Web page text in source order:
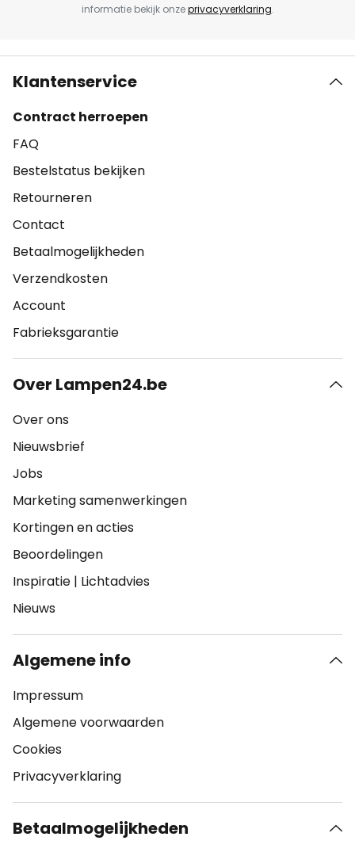
informatie bekijk onzeprivacyverklaring.
Klantenservice
Contract herroepen
FAQ
Bestelstatus bekijken
Retourneren
Contact
Betaalmogelijkheden
Verzendkosten
Account
Fabrieksgarantie
Over Lampen24.be
Over ons
Nieuwsbrief
Jobs
Marketing samenwerkingen
Kortingen en acties
Beoordelingen
Inspiratie | Lichtadvies
Nieuws
Algemene info
Impressum
Algemene voorwaarden
Cookies
Privacyverklaring
Betaalmogelijkheden